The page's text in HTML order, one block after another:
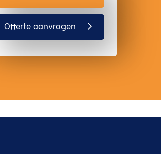
Offerte aanvragen